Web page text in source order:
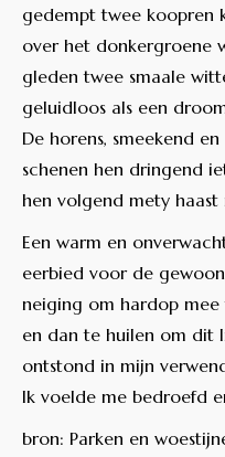
gedempt twee koopren
over het donkergroene
gleden twee smaale
geluidloos als een
De horens, smeekend
schenen hen dringend
hen volgend mety haast
Een warm en
eerbied voor de
neiging om hardop mee
en dan te huilen om dit
ontstond in mijn
Ik voelde me bedroefd
bron: Parken en